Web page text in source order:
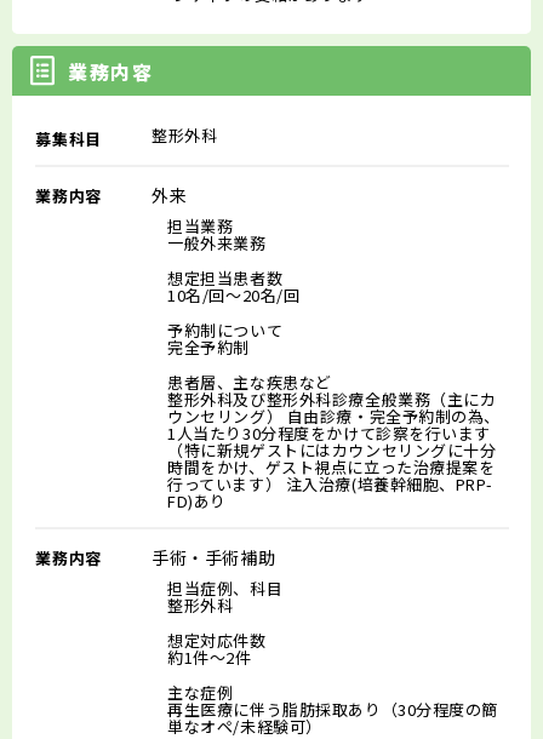
業務内容
募集科目 整形外科
業務内容 外来
担当業務
一般外来業務
想定担当患者数
10名/回～20名/回
予約制について
完全予約制
患者層、主な疾患など
整形外科及び整形外科診療全般業務（主にカ
ウンセリング） 自由診療・完全予約制の為、
1人当たり30分程度をかけて診察を行います
（特に新規ゲストにはカウンセリングに十分
時間をかけ、ゲスト視点に立った治療提案を
行っています） 注入治療(培養幹細胞、PRP-
FD)あり
業務内容 手術・手術補助
担当症例、科目
整形外科
想定対応件数
約1件～2件
主な症例
再生医療に伴う脂肪採取あり（30分程度の簡
単なオペ/未経験可）